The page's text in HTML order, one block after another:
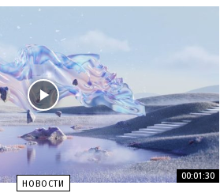
НОВОСТИ
00:01:30